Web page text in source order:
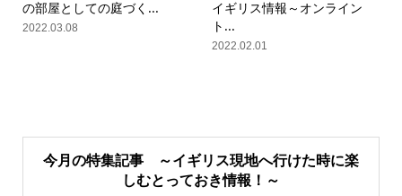
の部屋としての庭づく...
2022.03.08
イギリス情報～オンライン
ト...
2022.02.01
今月の特集記事 ～イギリス現地へ行けた時に楽
しむとっておき情報！～